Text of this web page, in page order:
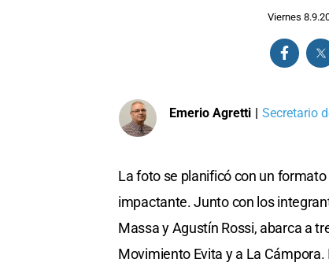
Viernes
Emerio Agretti Secretario
La foto se planificó con un
impactante. Junto con los
Massa y Agustín Rossi, abarca a
Movimiento Evita y a La